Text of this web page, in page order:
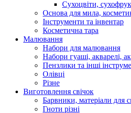
Сухоцвіти,
Основа для мила,
Інструменти та інвентар
Косметична тара
Малювання
Набори для малювання
Набори гуаші, акварелі,
Пензлики та інші
Олівці
Різне
Виготовлення свічок
Барвники, матеріали для
Гноти різні